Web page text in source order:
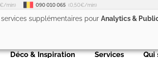
min) 090 010 065 (0,50€/min)
Déco & Inspiration Services Qui
supplémentaires pour Analytics &